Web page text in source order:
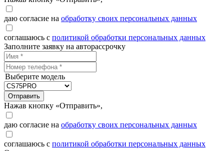
даю согласие на обработку своих персональных данных
соглашаюсь с политикой обработки персональных данных
Заполните заявку на авторассрочку
Выберите модель
Отправить
Нажав кнопку «Отправить»,
даю согласие на обработку своих персональных данных
соглашаюсь с политикой обработки персональных данных